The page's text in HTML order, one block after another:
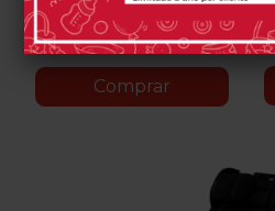
0 opinión(es)
Comprar